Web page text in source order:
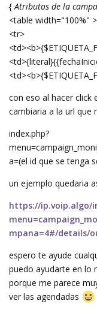
{Atributos de la
<table width="100%" >
<tr>
con eso al hacer click
cambiaria a la url que
index.php?
a=(el id que se tenga
un ejemplo quedaria
https://ip.voip.algo/
mpana=4#/details/
espero te ayude
puedo ayudarte en lo
porque me parece
ver las agendadas